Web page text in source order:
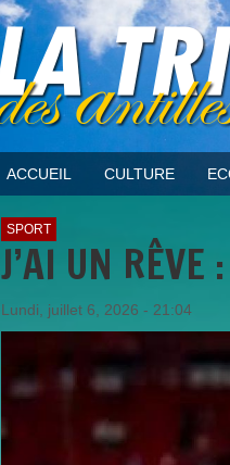
ACCUEIL CULTURE
SPORT
J’AI UN
Lundi, juillet 6, 2026 - 21:04